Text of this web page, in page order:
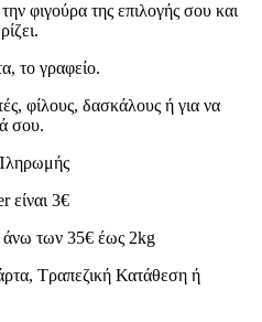
φιγούρα της επιλογής σου και
το γραφείο.
φίλους, δασκάλους ή για να
σου.
είναι 3€
άνω των 35€ έως 2kg
Τραπεζική Κατάθεση ή